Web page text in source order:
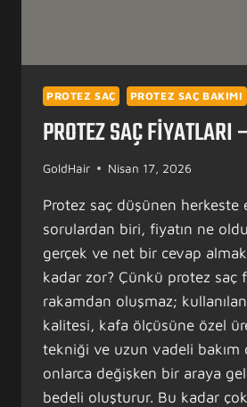
PROTEZ SAÇ PROTEZ SAÇ BAKIMI
PROTEZ SAÇ
GoldHair Nisan 17, 2026
Protez saç düşünen herkeste
sorulardan biri, fiyatın ne
gerçek ve net bir cevap
kadar zor? Çünkü protez saç
rakamdan oluşmaz;
kalitesi, kafa ölçüsüne özel
tekniği ve uzun vadeli bakım
onlarca değişken bir araya
bedeli oluşturur. Bu kadar